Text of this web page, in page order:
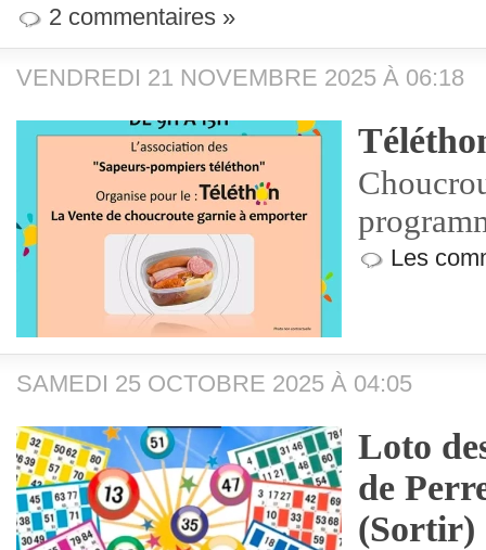
2 commentaires »
VENDREDI 21 NOVEMBRE 2025 À 06:18
Les
SAMEDI 25 OCTOBRE 2025 À 04:05
Loto
de
(Sortir)